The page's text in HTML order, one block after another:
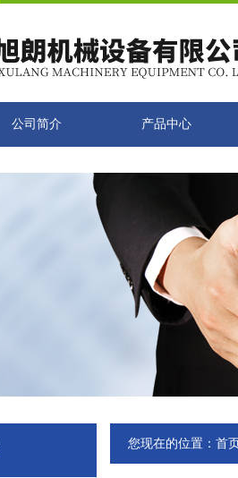
公司简介 产品中心
您现在的位置： 首